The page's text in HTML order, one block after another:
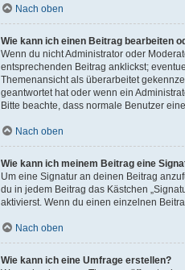
Nach oben
Wie kann ich einen Beitrag bearbeiten
Wenn du nicht Administrator oder
entsprechenden Beitrag anklickst;
Themenansicht als überarbeitet
geantwortet hat oder wenn ein
Bitte beachte, dass normale Benutzer
Nach oben
Wie kann ich meinem Beitrag eine
Um eine Signatur an deinen Beitrag
du in jedem Beitrag das Kästchen
aktivierst. Wenn du einen einzelnen
Nach oben
Wie kann ich eine Umfrage erstellen?